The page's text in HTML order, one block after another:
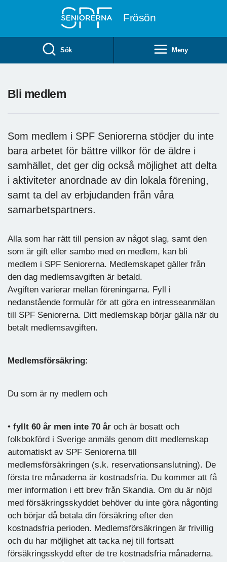
Frösön
Sök Meny
Bli medlem
Som medlem i SPF Seniorerna stödjer du inte
bara arbetet för bättre villkor för de äldre i
samhället, det ger dig också möjlighet att delta
i aktiviteter anordnade av din lokala förening,
samt ta del av erbjudanden från våra
samarbetspartners.
Alla som har rätt till pension av något slag, samt den
som är gift eller sambo med en medlem, kan bli
medlem i SPF Seniorerna. Medlemskapet gäller från
den dag medlemsavgiften är betald.
Avgiften varierar mellan föreningarna. Fyll i
nedanstående formulär för att göra en intresseanmälan
till SPF Seniorerna. Ditt medlemskap börjar gälla när du
betalt medlemsavgiften.
Medlemsförsäkring:
Du som är ny medlem och
• fyllt 60 år men inte 70 år och är bosatt och
folkbokförd i Sverige anmäls genom ditt medlemskap
automatiskt av SPF Seniorerna till
medlemsförsäkringen (s.k. reservationsanslutning). De
första tre månaderna är kostnadsfria. Du kommer att få
mer information i ett brev från Skandia. Om du är nöjd
med försäkringsskyddet behöver du inte göra någonting
och börjar då betala din försäkring efter den
kostnadsfria perioden. Medlemsförsäkringen är frivillig
och du har möjlighet att tacka nej till fortsatt
försäkringsskydd efter de tre kostnadsfria månaderna.